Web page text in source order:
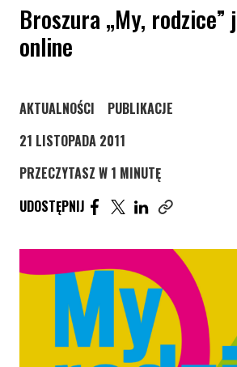
Broszura „My, rodzice”
online
STRONA KATEGORII WPISÓW
AKTUALNOŚCI STRONA KATEGORII
PUBLIKACJE
21 LISTOPADA 2011
PRZECZYTASZ W 1 MINUTĘ
UDOSTĘPNIJ
UDOSTĘPNIJ ARTYKUŁ
UDOSTĘPNIJ
UDOSTĘPNIJ